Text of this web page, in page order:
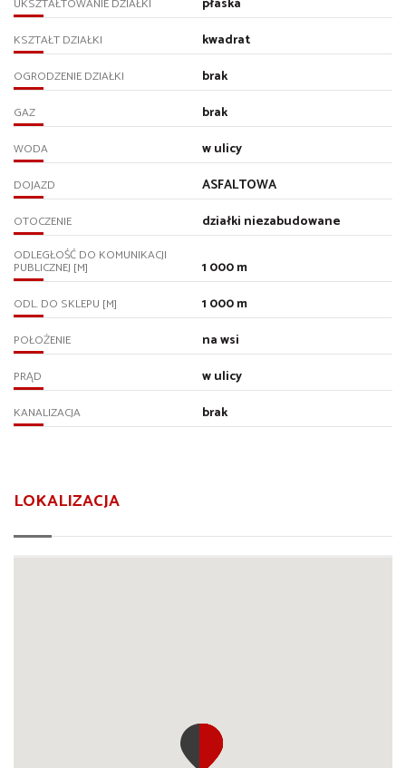
UKSZTAŁTOWANIE DZIAŁKI płaska
KSZTAŁT DZIAŁKI kwadrat
OGRODZENIE DZIAŁKI brak
GAZ brak
WODA w ulicy
DOJAZD ASFALTOWA
OTOCZENIE działki niezabudowane
ODLEGŁOŚĆ DO KOMUNIKACJI
PUBLICZNEJ [M] 1 000 m
ODL. DO SKLEPU [M] 1 000 m
POŁOŻENIE na wsi
PRĄD w ulicy
KANALIZACJA brak
LOKALIZACJA